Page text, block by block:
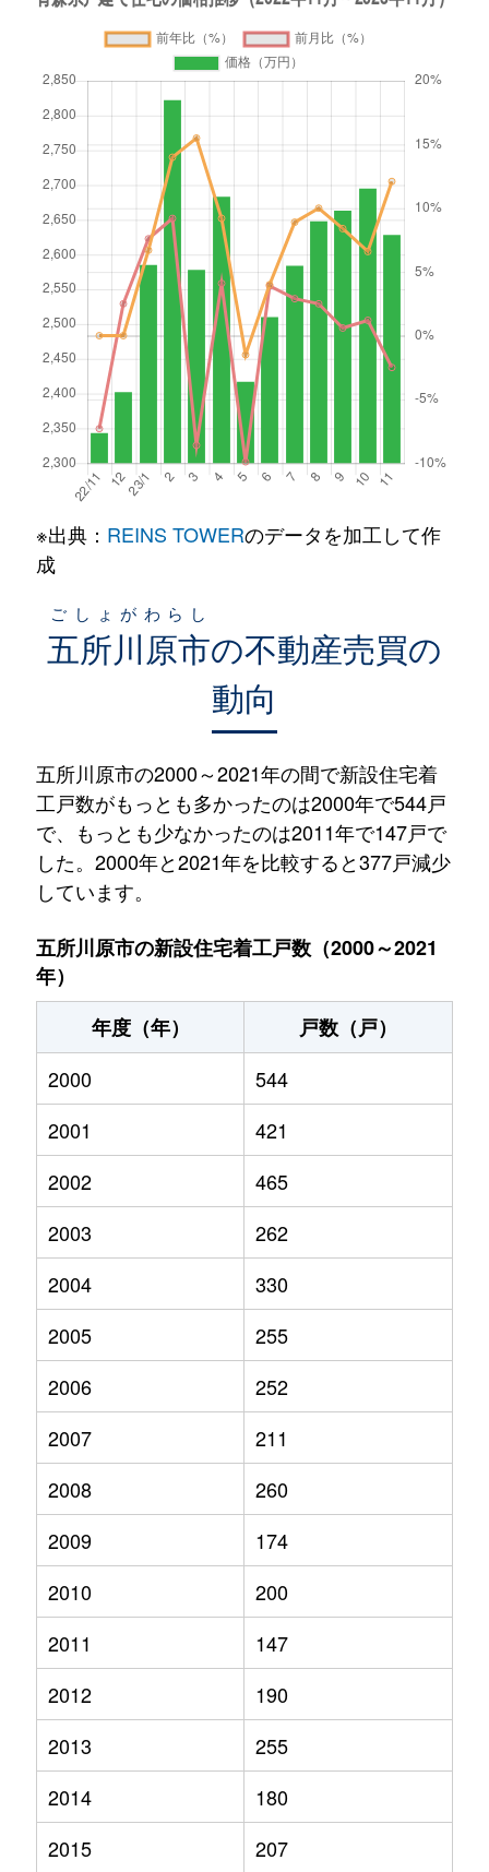
※出典： REINS TOWERのデータを加工して作
成
五所川原市
ごしょがわらし
の不動産売買の
動向
五所川原市の2000～2021年の間で新設住宅着
工戸数がもっとも多かったのは2000年で544戸
で、もっとも少なかったのは2011年で147戸で
した。2000年と2021年を比較すると377戸減少
しています。
五所川原市の新設住宅着工戸数（2000～2021
年）
年度（年）
戸数（戸）
2000
544
2001
421
2002
465
2003
262
2004
330
2005
255
2006
252
2007
211
2008
260
2009
174
2010
200
2011
147
2012
190
2013
255
2014
180
2015
207